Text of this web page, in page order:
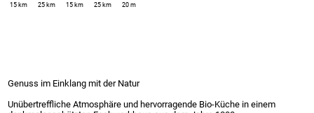
15 km 25 km 15 km 25 km 20 m
Genuss im Einklang mit der Natur
Unübertreffliche Atmosphäre und hervorragende Bio-Küche in einem